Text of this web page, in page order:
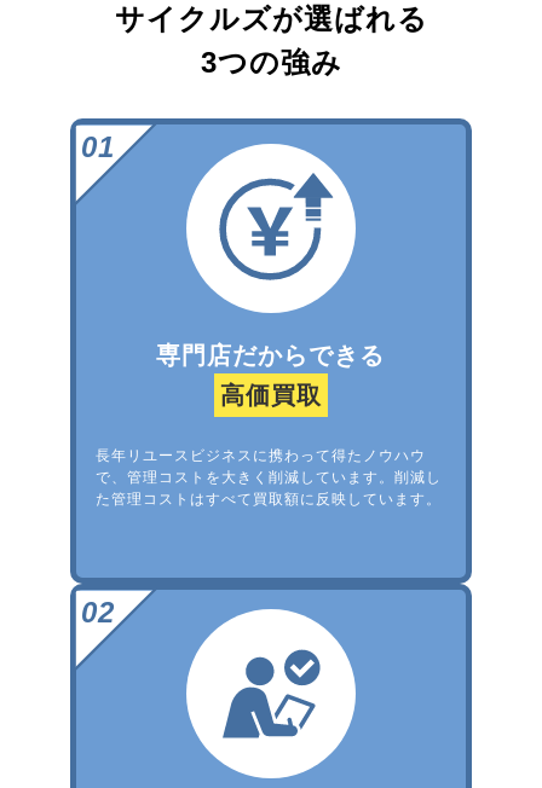
サイクルズが選ばれる
3つの強み
専門店だからできる
高価買取
長年リユースビジネスに携わって得たノウハウ
で、管理コストを大きく削減しています。削減し
た管理コストはすべて買取額に反映しています。